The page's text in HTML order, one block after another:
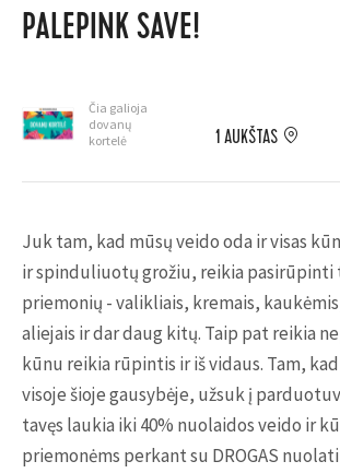
PALEPINK SAVE!
Čia galioja
dovanų
kortelė
1 AUKŠTAS
Juk tam, kad mūsų veido oda ir visas
ir spinduliuotų grožiu, reikia pasirūpinti
priemonių - valikliais, kremais,
aliejais ir dar daug kitų. Taip pat reikia
kūnu reikia rūpintis ir iš vidaus. Tam,
visoje šioje gausybėje, užsuk į
tavęs laukia iki 40% nuolaidos veido ir
priemonėms perkant su DROGAS